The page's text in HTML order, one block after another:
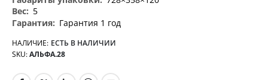
5
Гарантия 1 год
НАЛИЧИЕ: ЕСТЬ В НАЛИЧИИ
SKU АЛЬФА.28